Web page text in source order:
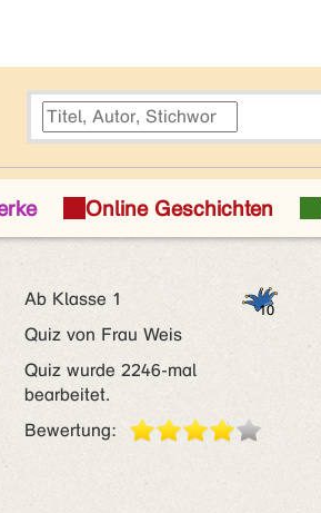
Ab Klasse 1
Quiz von Frau Weis
Quiz wurde 2246-mal
bearbeitet.
Bewertung: